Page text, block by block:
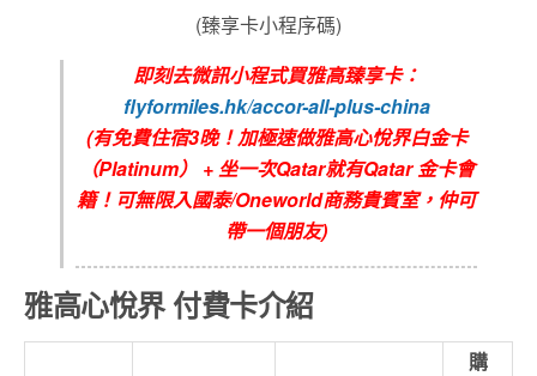
(臻享卡小程序碼)
即刻去微訊小程式買雅高臻享卡：
flyformiles.hk/accor-all-plus-china
(有免費住宿3晚！加極速做雅高心悅界白金卡
（Platinum） + 坐一次Qatar就有Qatar 金卡會
籍！可無限入國泰/Oneworld商務貴賓室，仲可
帶一個朋友)
雅高心悅界 付費卡介紹
購